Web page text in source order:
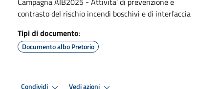
contrasto del rischio incendi boschivi e di interfaccia
Tipi di documento:
Documento albo Pretorio
Condividi Vedi azioni